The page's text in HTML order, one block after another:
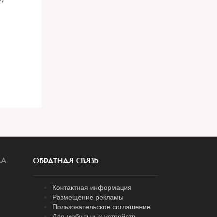
ОБРАТНАЯ СВЯЗЬ
Контактная информация
Размещение рекламы
Пользовательское соглашение